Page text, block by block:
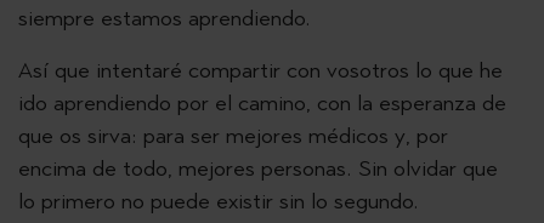
siempre estamos aprendiendo.
Así que intentaré compartir con vosotros lo que he
ido aprendiendo por el camino, con la esperanza de
que os sirva: para ser mejores médicos y, por
encima de todo, mejores personas. Sin olvidar que
lo primero no puede existir sin lo segundo.